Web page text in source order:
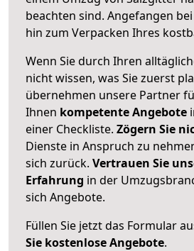
beachten sind. Angefangen
hin zum Verpacken Ihres
Wenn Sie durch Ihren
nicht wissen, was Sie zuerst
übernehmen unsere Partner
Ihnen kompetente Angebote
einer Checkliste. Zögern Sie
Dienste in Anspruch zu
sich zurück. Vertrauen Sie
Erfahrung in der
sich Angebote.
Füllen Sie jetzt das Formular
Sie kostenlose Angebote.